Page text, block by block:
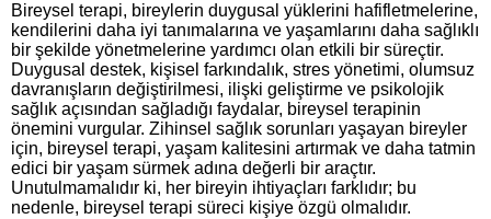
Bireysel terapi, bireylerin duygusal yüklerini hafifletmelerine,
kendilerini daha iyi tanımalarına ve yaşamlarını daha sağlıklı
bir şekilde yönetmelerine yardımcı olan etkili bir süreçtir.
Duygusal destek, kişisel farkındalık, stres yönetimi, olumsuz
davranışların değiştirilmesi, ilişki geliştirme ve psikolojik
sağlık açısından sağladığı faydalar, bireysel terapinin
önemini vurgular. Zihinsel sağlık sorunları yaşayan bireyler
için, bireysel terapi, yaşam kalitesini artırmak ve daha tatmin
edici bir yaşam sürmek adına değerli bir araçtır.
Unutulmamalıdır ki, her bireyin ihtiyaçları farklıdır; bu
nedenle, bireysel terapi süreci kişiye özgü olmalıdır.